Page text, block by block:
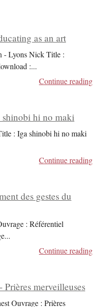
as an art
- Lyons Nick Title :
:...
Continue reading
shinobi hi no maki
: Iga shinobi hi no maki
Continue reading
des gestes du
: Référentiel
...
Continue reading
Prières merveilleuses
Ouvrage : Prières